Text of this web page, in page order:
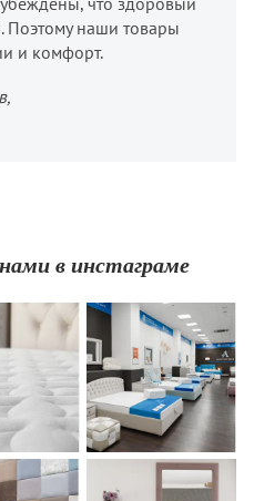
Поэтому наши товары
​и комфорт.
в инстаграме